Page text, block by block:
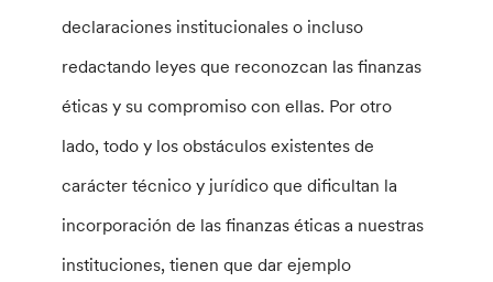
declaraciones institucionales o incluso
redactando leyes que reconozcan las finanzas
éticas y su compromiso con ellas. Por otro
lado, todo y los obstáculos existentes de
carácter técnico y jurídico que dificultan la
incorporación de las finanzas éticas a nuestras
instituciones, tienen que dar ejemplo